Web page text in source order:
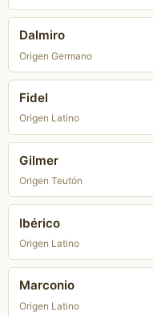
Dalmiro
Origen Germano
Fidel
Origen Latino
Gilmer
Origen Teutón
Ibérico
Origen Latino
Marconio
Origen Latino